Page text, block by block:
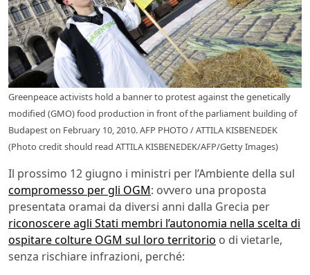
Greenpeace activists hold a banner to protest against the genetically
modified (GMO) food production in front of the parliament building of
Budapest on February 10, 2010. AFP PHOTO / ATTILA KISBENEDEK
(Photo credit should read ATTILA KISBENEDEK/AFP/Getty Images)
Il prossimo 12 giugno i ministri per l’Ambiente della sul
compromesso per gli OGM: ovvero una proposta
presentata oramai da diversi anni dalla Grecia per
riconoscere agli Stati membri l’autonomia nella scelta di
ospitare colture OGM sul loro territorio o di vietarle,
senza rischiare infrazioni, perché: